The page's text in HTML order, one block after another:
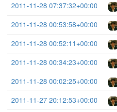
2011-11-28 07:37:32+00:00
2011-11-28 00:53:58+00:00
2011-11-28 00:52:11+00:00
2011-11-28 00:34:23+00:00
2011-11-28 00:02:25+00:00
2011-11-27 20:12:53+00:00